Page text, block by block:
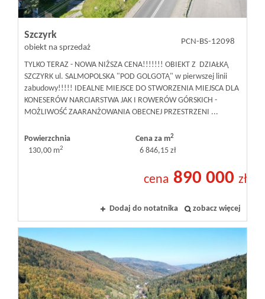
PROMOCJE
WYŁĄCZNOŚĆ
Szczyrk
obiekt na sprzedaż
PCN-BS-12098
TYLKO TERAZ - NOWA NIŻSZA CENA!!!!!!! OBIEKT Z DZIAŁKĄ
SZCZYRK ul. SALMOPOLSKA "POD GOLGOTĄ" w pierwszej linii
zabudowy!!!!! IDEALNE MIEJSCE DO STWORZENIA MIEJSCA DLA
KONESERÓW NARCIARSTWA JAK I ROWERÓW GÓRSKICH -
MOŻLIWOŚĆ ZAARANŻOWANIA OBECNEJ PRZESTRZENI ...
Powierzchnia
130,00 m2
Cena za m2
6 846,15 zł
cena 890 000 zł
Dodaj do notatnika zobacz więcej